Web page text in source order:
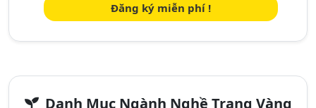
Đăng ký miễn phí !
Danh Mục Ngành Nghề Trang Vàng